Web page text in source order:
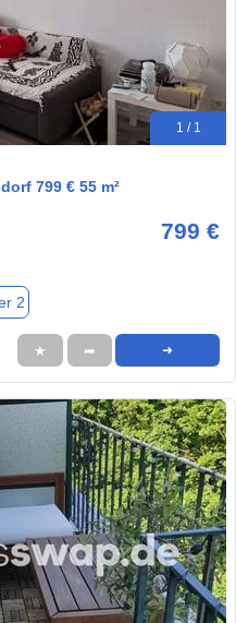
1 / 1
799 € 55 m²
799 €
2
★ ➦ ➜